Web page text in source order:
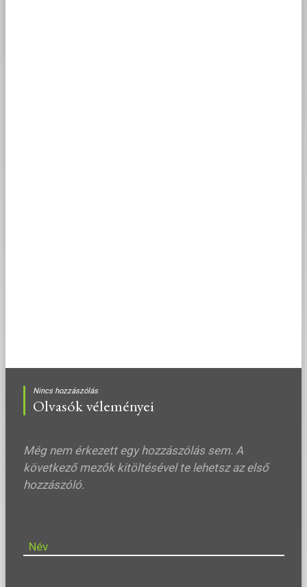
Nincs hozzászólás
Olvasók véleményei
Még nem érkezett egy hozzászólás sem. A
következő mezők kitöltésével te lehetsz az első
hozzászóló.
Név